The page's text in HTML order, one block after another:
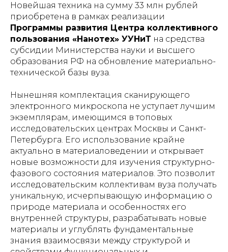
Новейшая техника на сумму 33 млн рублей
приобретена в рамках реализации
Программы развития Центра коллективного
пользования «Нанотех» УУНиТ на средства
субсидии Министерства науки и высшего
образования РФ на обновление материально-
технической базы вуза.
Нынешняя комплектация сканирующего
электронного микроскопа не уступает лучшим
экземплярам, имеющимся в топовых
исследовательских центрах Москвы и Санкт-
Петербурга. Его использование крайне
актуально в материаловедении и открывает
новые возможности для изучения структурно-
фазового состояния материалов. Это позволит
исследовательским коллективам вуза получать
уникальную, исчерпывающую информацию о
природе материала и особенностях его
внутренней структуры, разрабатывать новые
материалы и углублять фундаментальные
знания взаимосвязи между структурой и